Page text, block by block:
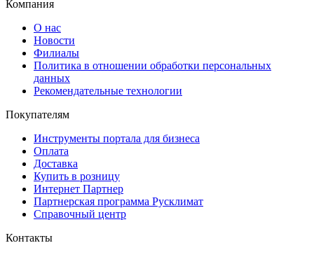
Компания
О нас
Новости
Филиалы
Политика в отношении обработки персональных
данных
Рекомендательные технологии
Покупателям
Инструменты портала для бизнеса
Оплата
Доставка
Купить в розницу
Интернет Партнер
Партнерская программа Русклимат
Справочный центр
Контакты